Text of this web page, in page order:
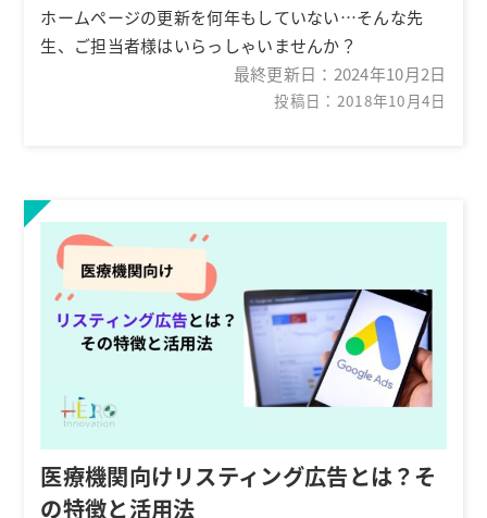
ホームページの更新を何年もしていない…そんな先
生、ご担当者様はいらっしゃいませんか？
最終更新日： 2024年10月2日
投稿日：2018年10月4日
医療機関向けリスティング広告とは？そ
の特徴と活用法